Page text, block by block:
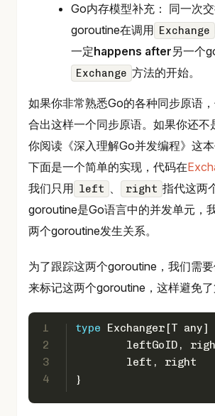
Go内存模型补充： 同一次
goroutine在调用 Exchange
一定happens after另一个
Exchange 方法的开始。
如果你非常熟悉Go的各种同步原语
合出这样一个同步原语。如果你还不
你阅读《深入理解Go并发编程》这本
下面是一个简单的实现，代码在
我们只用 left right 指代这两
goroutine是Go语言中的并发单元，
两个goroutine发生关系。
为了跟踪这两个goroutine，我们需
来标记这两个goroutine，这样避免了
1
2
3
4
type Exchanger[T any]
leftGoID,
left,
}